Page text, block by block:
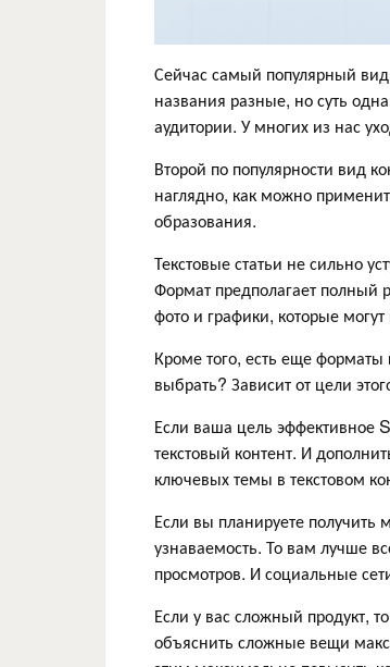
Сейчас самый популярный
названия разные, но суть
аудитории. У многих из нас
Второй по популярности вид
наглядно, как можно
образования.
Текстовые статьи не сильно
Формат предполагает
фото и графики, которые
Кроме того, есть еще форматы
выбрать? Зависит от цели
Если ваша цель эффективное
текстовый контент. И
ключевых темы в текстовом
Если вы планируете
узнаваемость. То вам лучше
просмотров. И социальные
Если у вас сложный продукт,
объяснить сложные вещи